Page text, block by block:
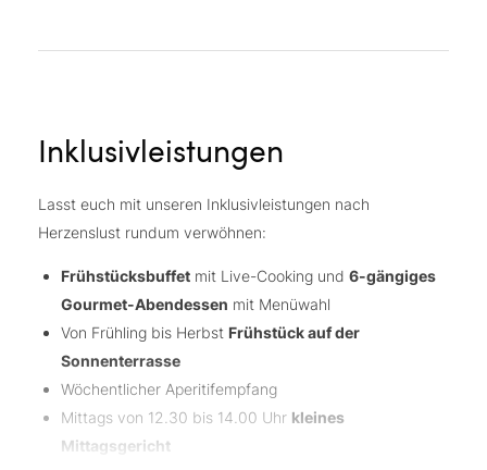
Inklusivleistungen
Lasst euch mit unseren Inklusivleistungen nach
Herzenslust rundum verwöhnen:
Frühstücksbuffet mit Live-Cooking und 6-gängiges
Gourmet-Abendessen mit Menüwahl
Von Frühling bis Herbst Frühstück auf der
Sonnenterrasse
Wöchentlicher Aperitifempfang
Mittags von 12.30 bis 14.00 Uhr kleines
Mittagsgericht